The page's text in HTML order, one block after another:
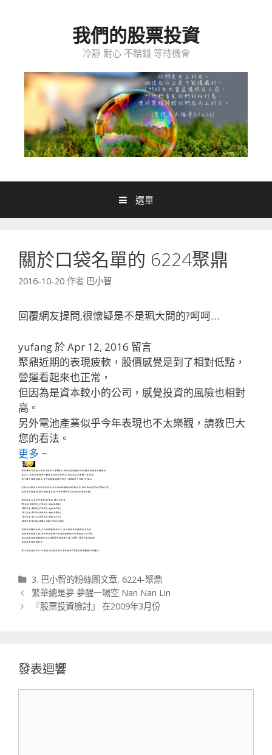
我們的股票投資
冷靜 耐心 不賠錢 等待機會
選單
關於口袋名單的 6224聚鼎
2016-10-20 作者 巴小智
回覆網友提問,很懷疑是不是珮大問的?呵呵…
yufang 於 Apr 12, 2016 留言
聚鼎近期的表現疲軟，股價感覺是到了相對低點，
營運看起來也正常，
但因為是資本較小的公司，感覺投資的風險也相對
高。
另外電池產業似乎今年表現也不太樂觀，請教巴大
您的看法。
更多 ~
分類
3. 巴小智的粉絲團文章, 6224-聚鼎
文章導航列
繁華總是夢 夢醒一場空 Nan Nan Lin
『股票投資檢討』 在2009年3月份
發表迴響